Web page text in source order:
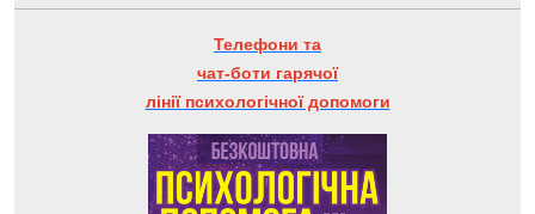
Телефони та
чат-боти гарячої
лінії психологічної допомоги